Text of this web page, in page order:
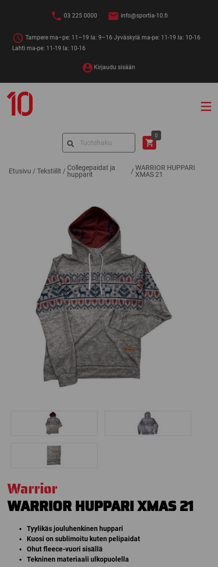
03 225 0000 info@sportia-10.fi
Tampere ma–pe: 11–19 la: 9–16 Jyväskylä ma-pe: 11-19 la: 10-16
Lahti ma-pe: 11-19 la: 10-16
Kirjaudu sisään
10
Search
0
Etusivu / Tekstiilit / Collegepaidat ja
hupparit
/ WARRIOR HUPPARI
XMAS 21
Warrior
WARRIOR HUPPARI XMAS 21
Tyylikäs jouluhenkinen huppari
Kuosi on sublimoitu kuten pelipaidat
Ohut fleece-vuori sisällä
Tekninen materiaali ulkopuolella